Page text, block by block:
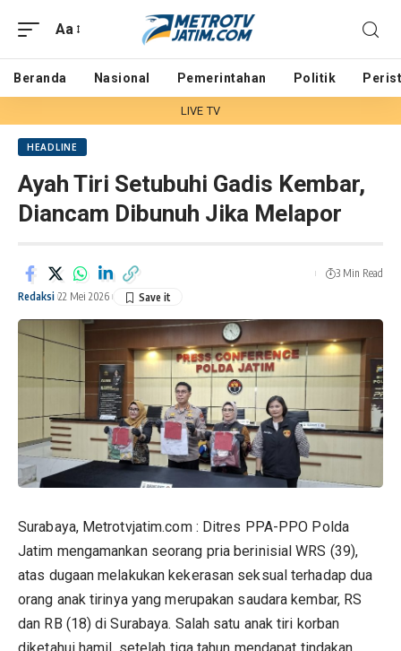
Aa
Beranda Nasional Pemerintahan Politik
LIVE TV
HEADLINE
Ayah Tiri Setubuhi Gadis Kembar,
Diancam Dibunuh Jika Melapor
Redaksi 22 Mei 2026
3 Min Read
Surabaya, Metrotvjatim.com : Ditres PPA-PPO Polda
Jatim mengamankan seorang pria berinisial WRS (39),
atas dugaan melakukan kekerasan seksual terhadap dua
orang anak tirinya yang merupakan saudara kembar, RS
dan RB (18) di Surabaya. Salah satu anak tiri korban